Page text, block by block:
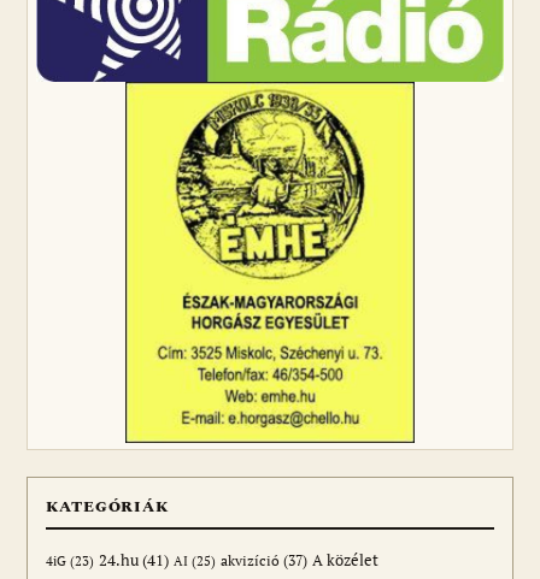
KATEGÓRIÁK
4iG (23) 24.hu(41) AI (25) akvizíció (37) A közélet